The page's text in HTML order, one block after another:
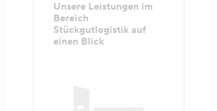
Unsere Leistungen im
Bereich
Stückgutlogistik auf
einen Blick